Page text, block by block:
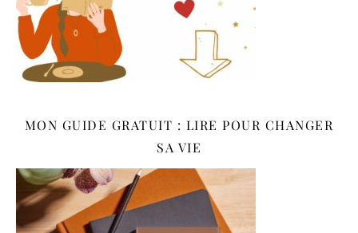
MON GUIDE GRATUIT : LIRE POUR CHANGER
SA VIE